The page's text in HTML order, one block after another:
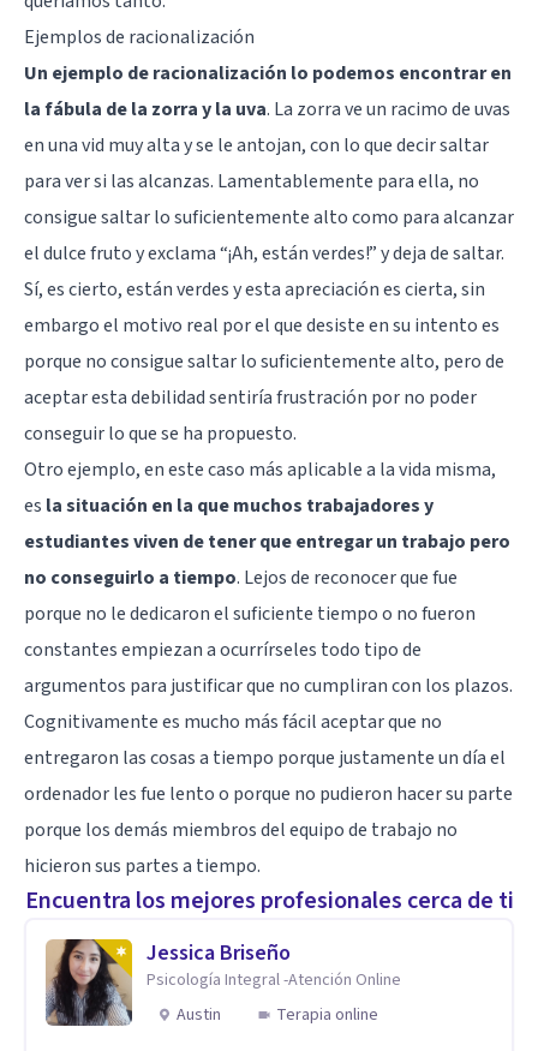
Ejemplos de racionalización
Un ejemplo de racionalización lo podemos encontrar en
la fábula de la zorra y la uva. La zorra ve un racimo de uvas
en una vid muy alta y se le antojan, con lo que decir saltar
para ver si las alcanzas. Lamentablemente para ella, no
consigue saltar lo suficientemente alto como para alcanzar
el dulce fruto y exclama “¡Ah, están verdes!” y deja de saltar.
Sí, es cierto, están verdes y esta apreciación es cierta, sin
embargo el motivo real por el que desiste en su intento es
porque no consigue saltar lo suficientemente alto, pero de
aceptar esta debilidad sentiría frustración por no poder
conseguir lo que se ha propuesto.
Otro ejemplo, en este caso más aplicable a la vida misma,
es la situación en la que muchos trabajadores y
estudiantes viven de tener que entregar un trabajo pero
no conseguirlo a tiempo. Lejos de reconocer que fue
porque no le dedicaron el suficiente tiempo o no fueron
constantes empiezan a ocurrírseles todo tipo de
argumentos para justificar que no cumpliran con los plazos.
Cognitivamente es mucho más fácil aceptar que no
entregaron las cosas a tiempo porque justamente un día el
ordenador les fue lento o porque no pudieron hacer su parte
porque los demás miembros del equipo de trabajo no
hicieron sus partes a tiempo.
Encuentra los mejores profesionales cerca de ti
Jessica Briseño
Psicología Integral -Atención Online
Austin
Terapia online